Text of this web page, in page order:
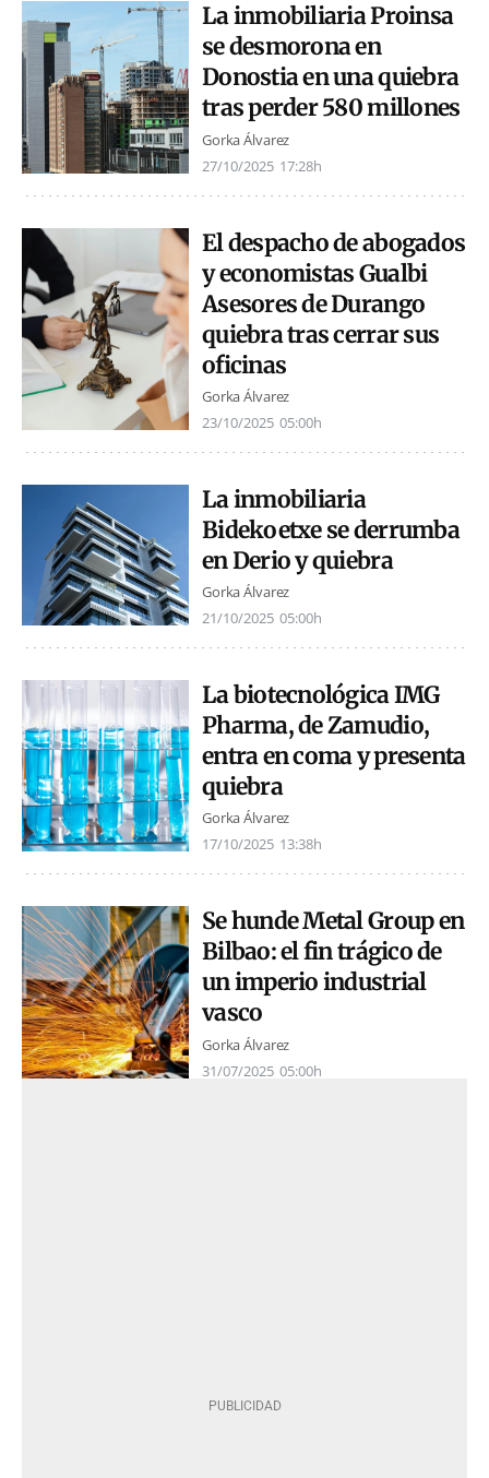
La inmobiliaria Proinsa
se desmorona en
Donostia en una quiebra
tras perder 580 millones
Gorka Álvarez
27/10/2025 17:28h
El despacho de abogados
y economistas Gualbi
Asesores de Durango
quiebra tras cerrar sus
oficinas
Gorka Álvarez
23/10/2025 05:00h
La inmobiliaria
Bidekoetxe se derrumba
en Derio y quiebra
Gorka Álvarez
21/10/2025 05:00h
La biotecnológica IMG
Pharma, de Zamudio,
entra en coma y presenta
quiebra
Gorka Álvarez
17/10/2025 13:38h
Se hunde Metal Group en
Bilbao: el fin trágico de
un imperio industrial
vasco
Gorka Álvarez
31/07/2025 05:00h